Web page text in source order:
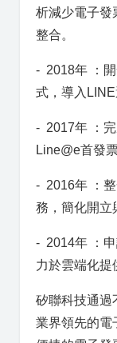
析減少電子發
整合。
- 2018年 ：
式，導入LINE
- 2017年 ：
Line@e首發
- 2016年 ：
務，簡化開立
- 2014年 ：
力於雲端化提
矽聯科技通過
業界領先的電